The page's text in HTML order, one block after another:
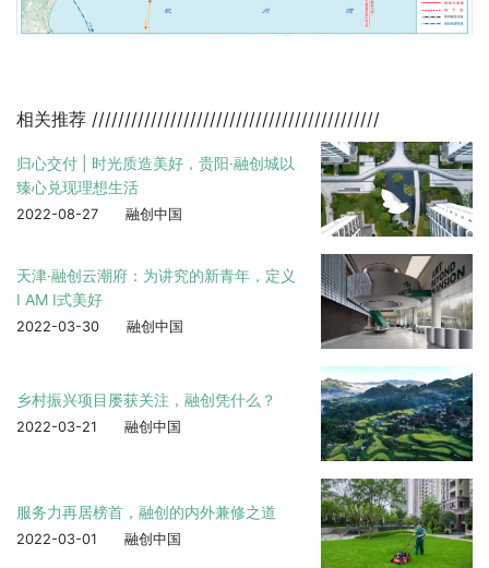
相关推荐 ////////////////////////////////////////////
归心交付 | 时光质造美好，贵阳·融创城以
臻心兑现理想生活
2022-08-27 融创中国
天津·融创云潮府：为讲究的新青年，定义
I AM I式美好
2022-03-30 融创中国
乡村振兴项目屡获关注，融创凭什么？
2022-03-21 融创中国
服务力再居榜首，融创的内外兼修之道
2022-03-01 融创中国